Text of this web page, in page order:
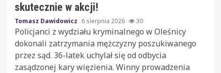
skutecznie w akcji!
Tomasz Dawidowicz 6 sierpnia 2026 30
Policjanci z wydziału kryminalnego w Oleśnicy
dokonali zatrzymania mężczyzny poszukiwanego
przez sąd. 36-latek uchylał się od odbycia
zasądzonej kary więzienia. Winny prowadzenia